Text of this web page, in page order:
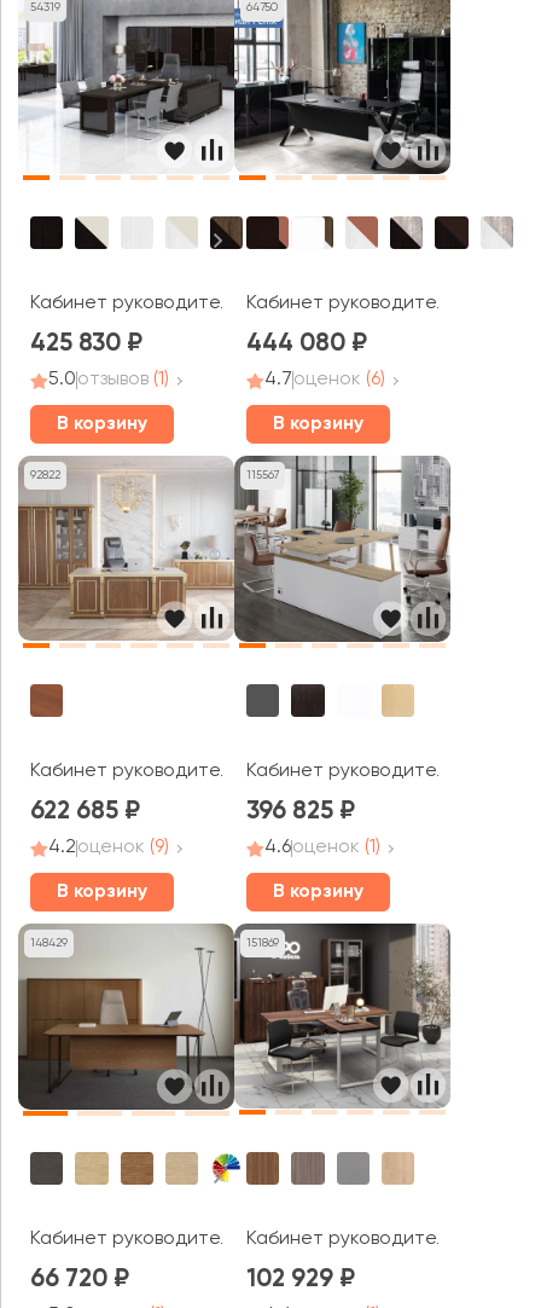
54319
Кабинет руководителя Грейс / Grace
425 830
5.0отзывов (1)
В корзину
64750
Кабинет руководителя Ancona
444 080
4.7оценок (6)
В корзину
92822
Кабинет руководителя Вена / Vienna
622 685
4.2оценок (9)
В корзину
115567
Кабинет руководителя Фреско
396 825
4.6оценок (1)
В корзину
148429
Кабинет руководителя Infinity
66 720
151869
Кабинет руководителя Activ
102 929